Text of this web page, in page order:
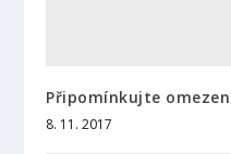
Připomínkujte
8. 11. 2017